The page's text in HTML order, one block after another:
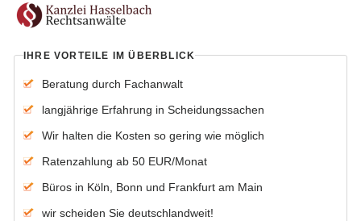
IHRE VORTEILE IM ÜBERBLICK
Beratung durch Fachanwalt
langjährige Erfahrung in Scheidungssachen
Wir halten die Kosten so gering wie möglich
Ratenzahlung ab 50 EUR/Monat
Büros in Köln, Bonn und Frankfurt am Main
wir scheiden Sie deutschlandweit!